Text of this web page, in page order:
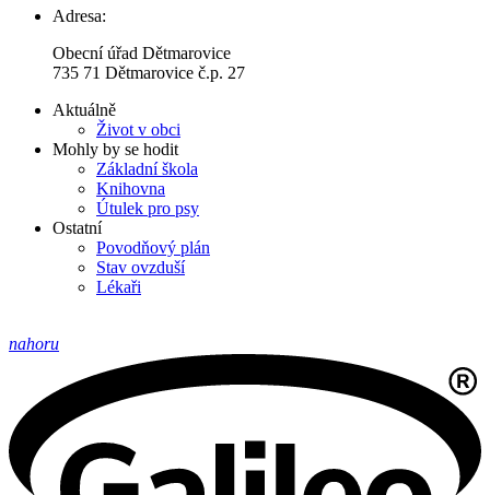
Adresa:
Obecní úřad Dětmarovice
735 71 Dětmarovice č.p. 27
Aktuálně
Život v obci
Mohly by se hodit
Základní škola
Knihovna
Útulek pro psy
Ostatní
Povodňový plán
Stav ovzduší
Lékaři
nahoru